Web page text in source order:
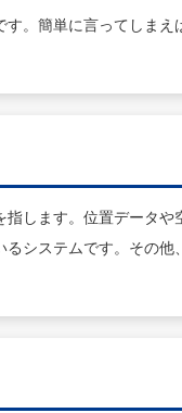
。簡単に言ってしま
指します。位置データ
システムです。その